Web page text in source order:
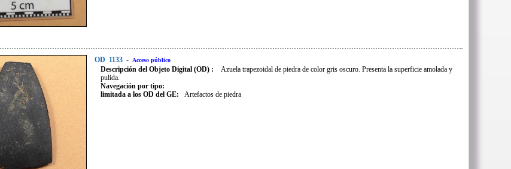
OD 1133 - Acceso público
Descripción del Objeto Digital (OD) :
Azuela trapezoidal de piedra de color gris oscuro. Presenta la superficie amolada y
pulida.
Navegación por tipo:
limitada a los OD del GE:
Artefactos de piedra